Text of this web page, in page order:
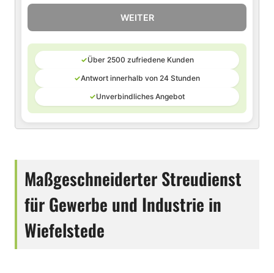
WEITER
✓Über 2500 zufriedene Kunden
✓Antwort innerhalb von 24 Stunden
✓Unverbindliches Angebot
Maßgeschneiderter Streudienst
für Gewerbe und Industrie in
Wiefelstede